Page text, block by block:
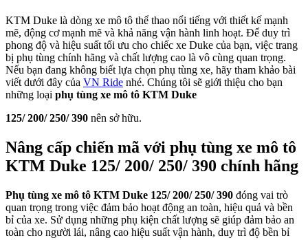
KTM Duke là dòng xe mô tô thể thao nổi tiếng với thiết kế mạnh
mẽ, động cơ mạnh mẽ và khả năng vận hành linh hoạt. Để duy trì
phong độ và hiệu suất tối ưu cho chiếc xe Duke của bạn, việc trang
bị phụ tùng chính hãng và chất lượng cao là vô cùng quan trọng.
Nếu bạn đang không biết lựa chọn phụ tùng xe, hãy tham khảo bài
viết dưới đây của VN Ride nhé. Chúng tôi sẽ giới thiệu cho bạn
những loại phụ tùng xe mô tô KTM Duke
125/ 200/ 250/ 390 nên sở hữu.
Nâng cấp chiến mã với phụ tùng xe mô tô
KTM Duke 125/ 200/ 250/ 390 chính hãng
Phụ tùng xe mô tô KTM Duke 125/ 200/ 250/ 390 đóng vai trò
quan trọng trong việc đảm bảo hoạt động an toàn, hiệu quả và bền
bỉ của xe. Sử dụng những phụ kiện chất lượng sẽ giúp đảm bảo an
toàn cho người lái, nâng cao hiệu suất vận hành, duy trì độ bền bỉ